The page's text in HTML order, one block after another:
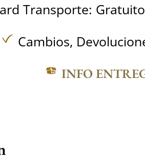
Transporte:
Cambios,
INFO